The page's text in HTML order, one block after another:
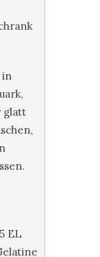
in
glatt
EL